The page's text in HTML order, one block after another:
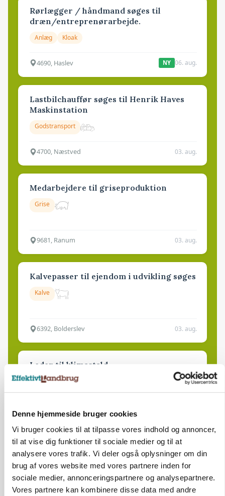
Denne hjemmeside bruger cookies
Vi bruger cookies til at tilpasse vores indhold og annoncer,
til at vise dig funktioner til sociale medier og til at
analysere vores trafik. Vi deler også oplysninger om din
brug af vores website med vores partnere inden for
sociale medier, annonceringspartnere og analysepartnere.
Vores partnere kan kombinere disse data med andre
Rørlægger / håndmand søges til
dræn/entreprenørarbejde.
Anlæg Kloak
4690, Haslev NY 06. aug.
Lastbilchauffør søges til Henrik Haves
Maskinstation
Godstransport
4700, Næstved 03. aug.
Medarbejdere til griseproduktion
Grise
9681, Ranum 03. aug.
Kalvepasser til ejendom i udvikling søges
Kalve
6392, Bolderslev 03. aug.
Leder til klimastald
Klimastald
9670, Løgstør